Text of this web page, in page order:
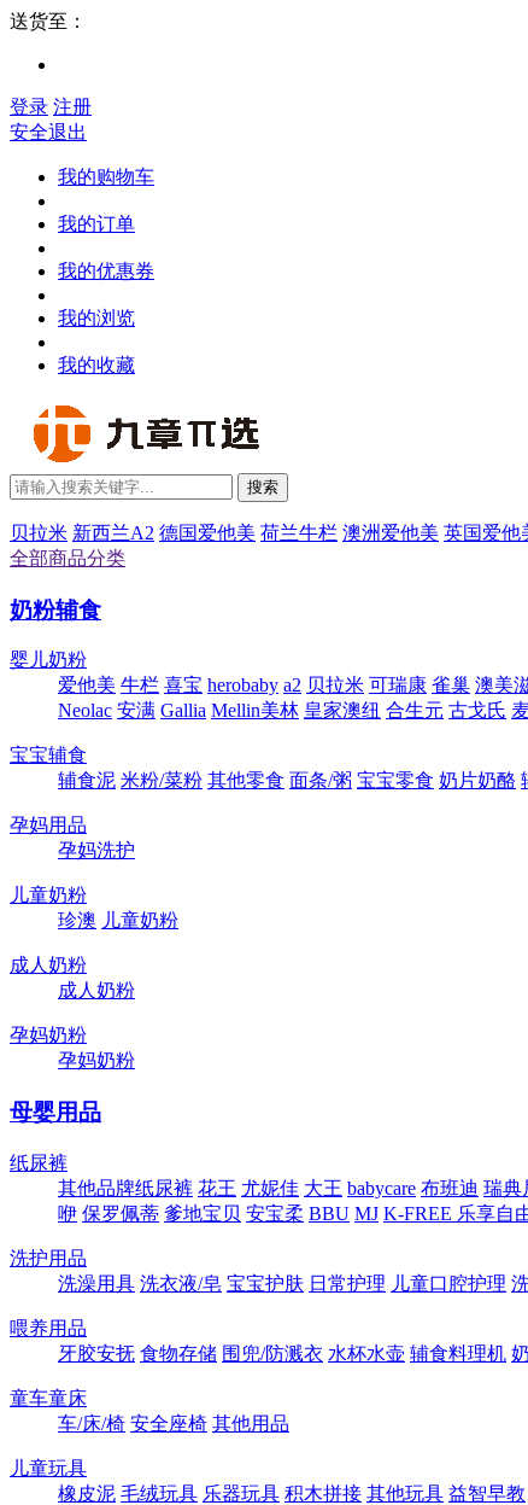
送货至：
登录 注册
安全退出
我的购物车
我的订单
我的优惠券
我的浏览
我的收藏
搜索
贝拉米 新西兰A2 德国爱他美 荷兰牛栏 澳洲爱他美 英国爱他
全部商品分类
奶粉辅食
婴儿奶粉
爱他美 牛栏 喜宝 herobaby a2 贝拉米 可瑞康 雀巢 澳美
Neolac 安满 Gallia Mellin美林 皇家澳纽 合生元 古戈氏
宝宝辅食
辅食泥 米粉/菜粉 其他零食 面条/粥 宝宝零食 奶片奶酪
孕妈用品
孕妈洗护
儿童奶粉
珍澳 儿童奶粉
成人奶粉
成人奶粉
孕妈奶粉
孕妈奶粉
母婴用品
纸尿裤
其他品牌纸尿裤 花王 尤妮佳 大王 babycare 布班迪 瑞典
咿 保罗佩蒂 爹地宝贝 安宝柔 BBU MJ K-FREE 乐享自
洗护用品
洗澡用具 洗衣液/皂 宝宝护肤 日常护理 儿童口腔护理
喂养用品
牙胶安抚 食物存储 围兜/防溅衣 水杯水壶 辅食料理机
童车童床
车/床/椅 安全座椅 其他用品
儿童玩具
橡皮泥 毛绒玩具 乐器玩具 积木拼接 其他玩具 益智早教